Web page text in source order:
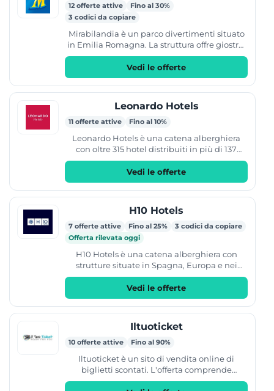
12 offerte attive
Fino al 30%
3 codici da copiare
Mirabilandia è un parco divertimenti situato
in Emilia Romagna. La struttura offre giostre,
spettacoli e attrazioni per tutta la famiglia,...
Vedi le offerte
Leonardo Hotels
11 offerte attive Fino al 10%
Leonardo Hotels è una catena alberghiera
con oltre 315 hotel distribuiti in più di 137
destinazioni tra Europa, Inghilterra e Israele.
L'offerta...
Vedi le offerte
H10 Hotels
7 offerte attive Fino al 25%
3 codici da copiare
Offerta rilevata oggi
H10 Hotels è una catena alberghiera con
strutture situate in Spagna, Europa e nei
Caraibi. Offre diverse tipologie di soggiorno,
tra cui hotel per...
Vedi le offerte
Iltuoticket
10 offerte attive Fino al 90%
Iltuoticket è un sito di vendita online di
biglietti scontati. L'offerta comprende
ingressi per cinema, parchi divertimento